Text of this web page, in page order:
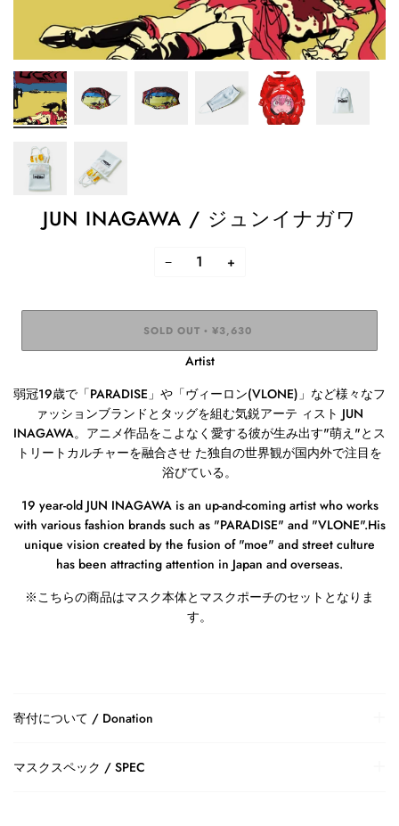
JUN INAGAWA / ジュンイナガワ
− +
SOLD OUT • ¥3,630
Artist
弱冠19歳で「PARADISE」や「ヴィーロン(VLONE)」など様々なフ
ァッションブランドとタッグを組む気鋭アーテ ィスト JUN
INAGAWA。アニメ作品をこよなく愛する彼が生み出す"萌え "とス
トリートカルチャーを融合させ た独自の世界観が国内外で注目を
浴びている。
19 year-old JUN INAGAWA is an up-and-coming artist who works
with various fashion brands such as "PARADISE" and "VLONE".His
unique vision created by the fusion of "moe" and street culture
has been attracting attention in Japan and overseas.
※こちらの商品はマスク本体とマスクポーチのセットとなりま
す。
寄付について / Donation
マスクスペック / SPEC